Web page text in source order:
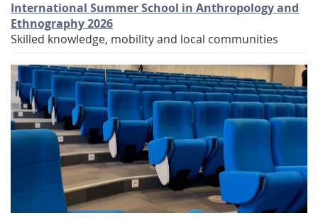
International Summer School in Anthropology and
Ethnography 2026
Skilled knowledge, mobility and local communities